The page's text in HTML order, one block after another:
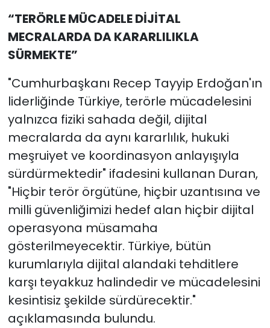
“TERÖRLE MÜCADELE DİJİTAL
MECRALARDA DA KARARLILIKLA
SÜRMEKTE”
"Cumhurbaşkanı Recep Tayyip Erdoğan'ın
liderliğinde Türkiye, terörle mücadelesini
yalnızca fiziki sahada değil, dijital
mecralarda da aynı kararlılık, hukuki
meşruiyet ve koordinasyon anlayışıyla
sürdürmektedir" ifadesini kullanan Duran,
"Hiçbir terör örgütüne, hiçbir uzantısına ve
milli güvenliğimizi hedef alan hiçbir dijital
operasyona müsamaha
gösterilmeyecektir. Türkiye, bütün
kurumlarıyla dijital alandaki tehditlere
karşı teyakkuz halindedir ve mücadelesini
kesintisiz şekilde sürdürecektir."
açıklamasında bulundu.